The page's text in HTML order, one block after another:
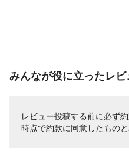
みんなが役に立ったレビ
レビュー投稿する前に必ず
時点で約款に同意したものと